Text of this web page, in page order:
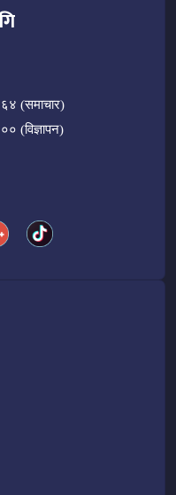
(समाचार)
(विज्ञापन)